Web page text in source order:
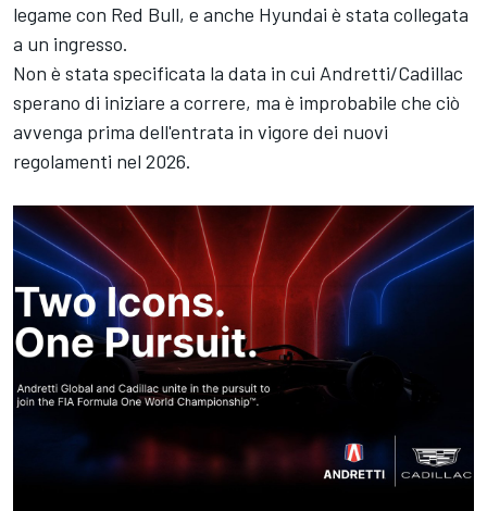
legame con Red Bull, e anche Hyundai è stata collegata
a un ingresso.
Non è stata specificata la data in cui Andretti/Cadillac
sperano di iniziare a correre, ma è improbabile che ciò
avvenga prima dell'entrata in vigore dei nuovi
regolamenti nel 2026.